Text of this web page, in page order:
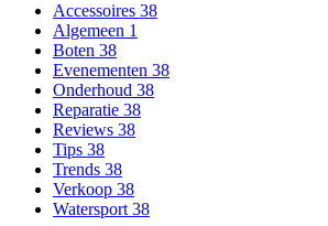
Accessoires 38
Algemeen 1
Boten 38
Evenementen 38
Onderhoud 38
Reparatie 38
Reviews 38
Tips 38
Trends 38
Verkoop 38
Watersport38